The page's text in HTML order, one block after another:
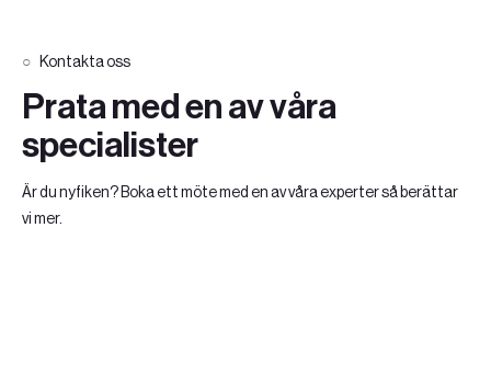
Kontakta oss
Prata med en av våra
specialister
Är du nyfiken? Boka ett möte med en av våra experter så berättar
vi mer.